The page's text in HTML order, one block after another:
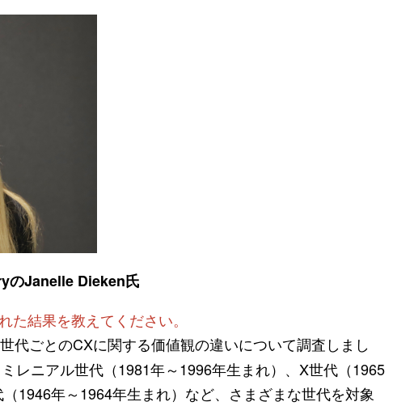
のJanelle Dieken氏
結果を教えてください。
代ごとのCXに関する価値観の違いについて調査しまし
レニアル世代（1981年～1996年生まれ）、X世代（1965
1946年～1964年生まれ）など、さまざまな世代を対象